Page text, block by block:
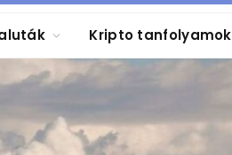
Kripto tanfolyamok